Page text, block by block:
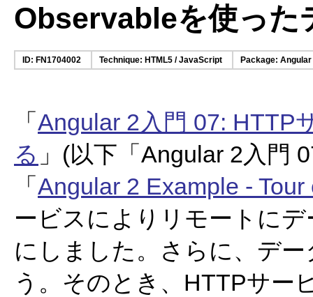
Observableを使った
ID: FN1704002 Technique: HTML5 / JavaScript Package: Angular
「 Angular 2入門 07: HTTP
る 」(以下「Angular 2入門
「 Angular 2 Example -
ービスによりリモートに
にしました。さらに、デ
う。そのとき、HTTPサー